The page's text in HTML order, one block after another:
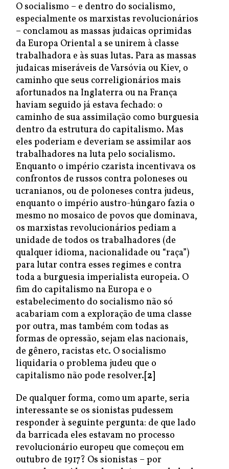
O socialismo – e dentro do socialismo,
especialmente os marxistas revolucionários
– conclamou as massas judaicas oprimidas
da Europa Oriental a se unirem à classe
trabalhadora e às suas lutas. Para as massas
judaicas miseráveis de Varsóvia ou Kiev, o
caminho que seus correligionários mais
afortunados na Inglaterra ou na França
haviam seguido já estava fechado: o
caminho de sua assimilação como burguesia
dentro da estrutura do capitalismo. Mas
eles poderiam e deveriam se assimilar aos
trabalhadores na luta pelo socialismo.
Enquanto o império czarista incentivava os
confrontos de russos contra poloneses ou
ucranianos, ou de poloneses contra judeus,
enquanto o império austro-húngaro fazia o
mesmo no mosaico de povos que dominava,
os marxistas revolucionários pediam a
unidade de todos os trabalhadores (de
qualquer idioma, nacionalidade ou “raça”)
para lutar contra esses regimes e contra
toda a burguesia imperialista europeia. O
fim do capitalismo na Europa e o
estabelecimento do socialismo não só
acabariam com a exploração de uma classe
por outra, mas também com todas as
formas de opressão, sejam elas nacionais,
de gênero, racistas etc. O socialismo
liquidaria o problema judeu que o
capitalismo não pode resolver.[2]
De qualquer forma, como um aparte, seria
interessante se os sionistas pudessem
responder à seguinte pergunta: de que lado
da barricada eles estavam no processo
revolucionário europeu que começou em
outubro de 1917? Os sionistas – por